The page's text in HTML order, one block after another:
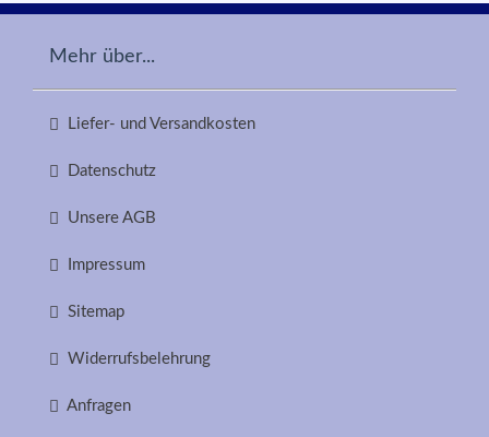
Mehr über...
Liefer- und Versandkosten
Datenschutz
Unsere AGB
Impressum
Sitemap
Widerrufsbelehrung
Anfragen